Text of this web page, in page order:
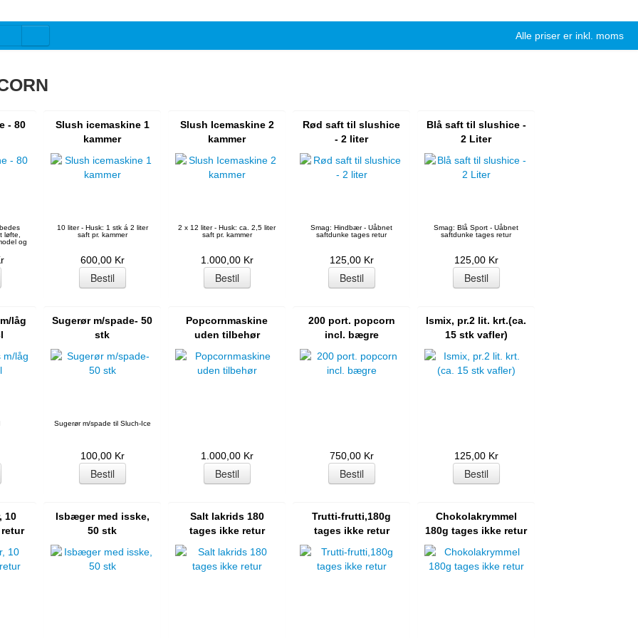
Alle priser er inkl. moms
- 80
løfte,
og
Slush icemaskine 1
kammer
10 liter - Husk: 1 stk á 2 liter
saft pr. kammer
600,00 Kr
Slush Icemaskine 2
kammer
2 x 12 liter - Husk: ca. 2,5 liter
saft pr. kammer
1.000,00 Kr
Rød saft til slushice
- 2 liter
Smag: Hindbær - Uåbnet
saftdunke tages retur
125,00 Kr
Blå saft til slushice -
2 Liter
Smag: Blå Sport - Uåbnet
saftdunke tages retur
125,00 Kr
låg
Sugerør m/spade- 50
stk
Sugerør m/spade til Sluch-Ice
100,00 Kr
Popcornmaskine
uden tilbehør
1.000,00 Kr
200 port. popcorn
incl. bægre
750,00 Kr
Ismix, pr.2 lit. krt.(ca.
15 stk vafler)
125,00 Kr
10
Isbæger med isske,
50 stk
Salt lakrids 180
tages ikke retur
Trutti-frutti,180g
tages ikke retur
Chokolakrymmel
180g tages ikke retur